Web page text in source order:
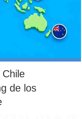
Chile
de los